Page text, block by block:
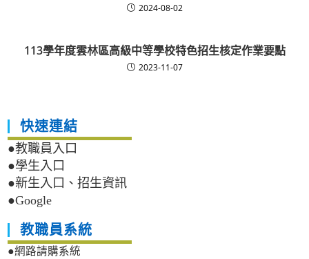
2024-08-02
113學年度雲林區高級中等學校特色招生核定作業要點
2023-11-07
快速連結
●教職員入口
●學生入口
●新生入口、招生資訊
●Google
教職員系統
●網路請購系統